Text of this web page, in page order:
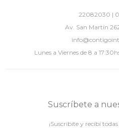
22082030 |
Av. San Martín
Lunes a Viernes de 8 a
Suscríbete a
¡Suscribite y recibí